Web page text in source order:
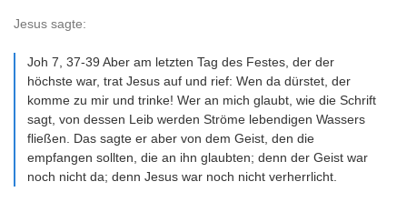
Jesus sagte:
Joh 7, 37-39 Aber am letzten Tag des Festes, der der
höchste war, trat Jesus auf und rief: Wen da dürstet, der
komme zu mir und trinke! Wer an mich glaubt, wie die Schrift
sagt, von dessen Leib werden Ströme lebendigen Wassers
fließen. Das sagte er aber von dem Geist, den die
empfangen sollten, die an ihn glaubten; denn der Geist war
noch nicht da; denn Jesus war noch nicht verherrlicht.